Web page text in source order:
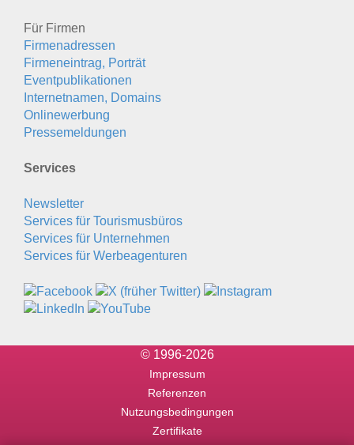
Für Firmen
Firmenadressen
Firmeneintrag, Porträt
Eventpublikationen
Internetnamen, Domains
Onlinewerbung
Pressemeldungen
Services
Newsletter
Services für Tourismusbüros
Services für Unternehmen
Services für Werbeagenturen
© 1996-2026
Impressum
Referenzen
Nutzungsbedingungen
Zertifikate